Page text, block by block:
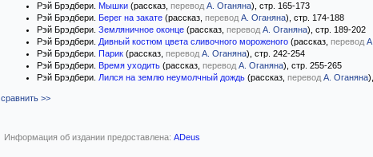
Рэй Брэдбери. Мышки (рассказ, перевод А. Оганяна), стр. 165-173
Рэй Брэдбери. Берег на закате (рассказ, перевод А. Оганяна), стр. 174-188
Рэй Брэдбери. Земляничное оконце (рассказ, перевод А. Оганяна), стр. 189-202
Рэй Брэдбери. Дивный костюм цвета сливочного мороженого (рассказ, перевод
Рэй Брэдбери. Парик (рассказ, перевод А. Оганяна), стр. 242-254
Рэй Брэдбери. Время уходить (рассказ, перевод А. Оганяна), стр. 255-265
Рэй Брэдбери. Лился на землю неумолчный дождь (рассказ, перевод А. Оганяна
сравнить >>
Информация об издании предоставлена: ADeus